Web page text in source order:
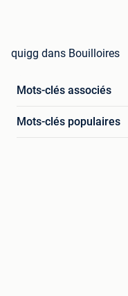
quigg dans Bouilloires
Mots-clés associés
Mots-clés populaires